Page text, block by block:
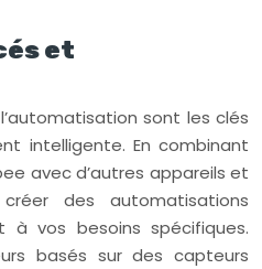
et
sont les clés
intelligente. En combinant
avec d’autres appareils et
des automatisations
à vos besoins spécifiques.
basés sur des capteurs